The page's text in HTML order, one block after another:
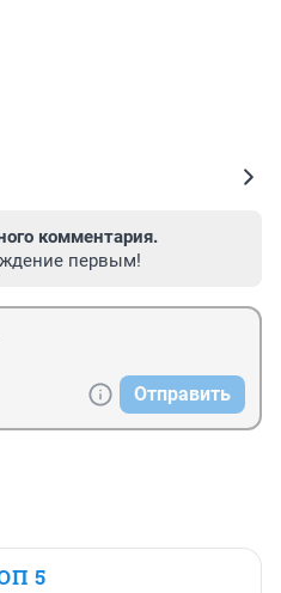
комментария.
первым!
Отправить
5